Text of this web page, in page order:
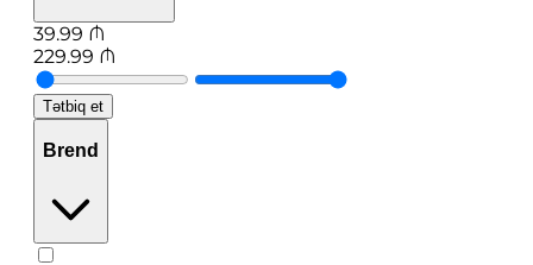
39.99 ₼
229.99 ₼
Tətbiq et
Brend